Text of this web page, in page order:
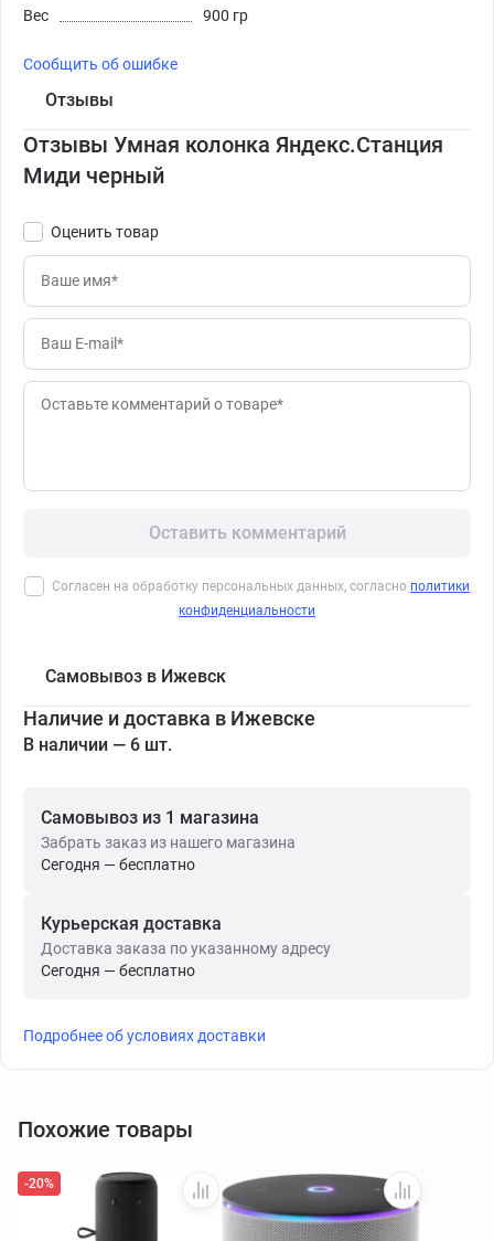
Вес
900 гр
Сообщить об ошибке
Отзывы
Отзывы Умная колонка Яндекс.Станция
Миди черный
Оценить товар
Оставить комментарий
Согласен на обработку персональных данных, согласно политики
конфиденциальности
Самовывоз в Ижевск
Наличие и доставка в Ижевске
В наличии — 6 шт.
Самовывоз из 1 магазина
Забрать заказ из нашего магазина
Сегодня — бесплатно
Курьерская доставка
Доставка заказа по указанному адресу
Сегодня — бесплатно
Подробнее об условиях доставки
Похожие товары
-20%